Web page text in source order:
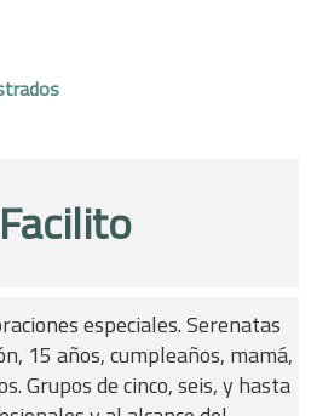
especiales. Serenatas
15 años, cumpleaños, mamá,
Grupos de cinco, seis, y hasta